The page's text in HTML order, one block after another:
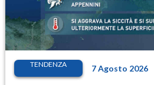
TENDENZA 7 Agosto 2026